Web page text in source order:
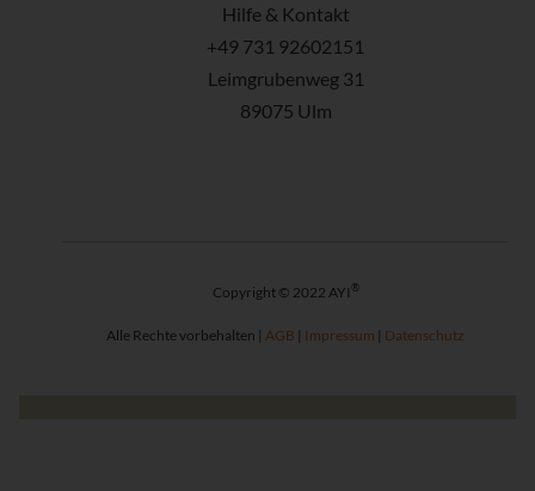
Hilfe & Kontakt
+49 731 92602151
Leimgrubenweg 31
89075 Ulm
Copyright © 2022 AYI ®
Alle Rechte vorbehalten | AGB | Impressum | Datenschutz